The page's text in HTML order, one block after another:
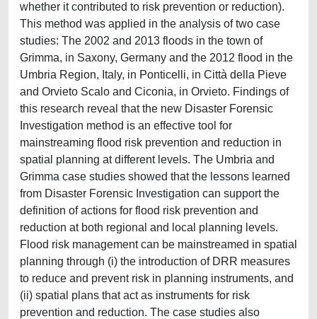
whether it contributed to risk prevention or reduction).
This method was applied in the analysis of two case
studies: The 2002 and 2013 floods in the town of
Grimma, in Saxony, Germany and the 2012 flood in the
Umbria Region, Italy, in Ponticelli, in Città della Pieve
and Orvieto Scalo and Ciconia, in Orvieto. Findings of
this research reveal that the new Disaster Forensic
Investigation method is an effective tool for
mainstreaming flood risk prevention and reduction in
spatial planning at different levels. The Umbria and
Grimma case studies showed that the lessons learned
from Disaster Forensic Investigation can support the
definition of actions for flood risk prevention and
reduction at both regional and local planning levels.
Flood risk management can be mainstreamed in spatial
planning through (i) the introduction of DRR measures
to reduce and prevent risk in planning instruments, and
(ii) spatial plans that act as instruments for risk
prevention and reduction. The case studies also